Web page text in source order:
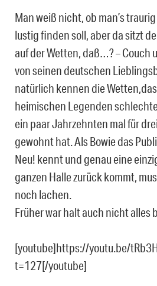
Man weiß nicht, ob man’s
lustig finden soll, aber da sitzt
auf der Wetten, daß…? – Couch
von seinen deutschen
natürlich kennen die
heimischen Legenden
ein paar Jahrzehnten mal für
gewohnt hat. Als Bowie das
Neu! kennt und genau eine
ganzen Halle zurück kommt,
noch lachen.
Früher war halt auch nicht alles
[youtube]https://youtu.be/
t=127[/youtube]